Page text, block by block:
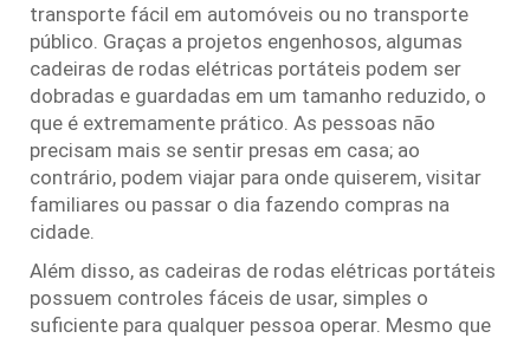
transporte fácil em automóveis ou no transporte
público. Graças a projetos engenhosos, algumas
cadeiras de rodas elétricas portáteis podem ser
dobradas e guardadas em um tamanho reduzido, o
que é extremamente prático. As pessoas não
precisam mais se sentir presas em casa; ao
contrário, podem viajar para onde quiserem, visitar
familiares ou passar o dia fazendo compras na
cidade.
Além disso, as cadeiras de rodas elétricas portáteis
possuem controles fáceis de usar, simples o
suficiente para qualquer pessoa operar. Mesmo que